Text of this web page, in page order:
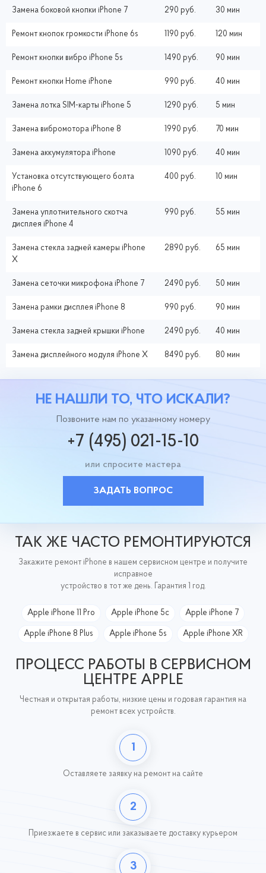
Замена боковой кнопки iPhone 7 290 руб. 30 мин
Ремонт кнопок громкости iPhone 6s 1190 руб. 120 мин
Ремонт кнопки вибро iPhone 5s 1490 руб. 90 мин
Ремонт кнопки Home iPhone 990 руб. 40 мин
Замена лотка SIM-карты iPhone 5 1290 руб. 5 мин
Замена вибромотора iPhone 8 1990 руб. 70 мин
Замена аккумулятора iPhone 1090 руб. 40 мин
Установка отсутствующего болта
iPhone 6
400 руб. 10 мин
Замена уплотнительного скотча
дисплея iPhone 4
990 руб. 55 мин
Замена стекла задней камеры iPhone
X
2890 руб. 65 мин
Замена сеточки микрофона iPhone 7 2490 руб. 50 мин
Замена рамки дисплея iPhone 8 990 руб. 90 мин
Замена стекла задней крышки iPhone 2490 руб. 40 мин
Замена дисплейного модуля iPhone X 8490 руб. 80 мин
НЕ НАШЛИ ТО, ЧТО ИСКАЛИ?
Позвоните нам по указанному номеру
+7 (495) 021-15-10
или спросите мастера
ЗАДАТЬ ВОПРОС
ТАК ЖЕ ЧАСТО РЕМОНТИРУЮТСЯ
Закажите ремонт iPhone в нашем сервисном центре и получите
исправное
устройство в тот же день. Гарантия 1 год.
Apple iPhone 11 Pro Apple iPhone 5c Apple iPhone 7
Apple iPhone 8 Plus Apple iPhone 5s Apple iPhone XR
ПРОЦЕСС РАБОТЫ В СЕРВИСНОМ
ЦЕНТРЕ APPLE
Честная и открытая работы, низкие цены и годовая гарантия на
ремонт всех устройств.
1
Оставляете заявку на ремонт на сайте
2
Приезжаете в сервис или заказываете доставку курьером
3